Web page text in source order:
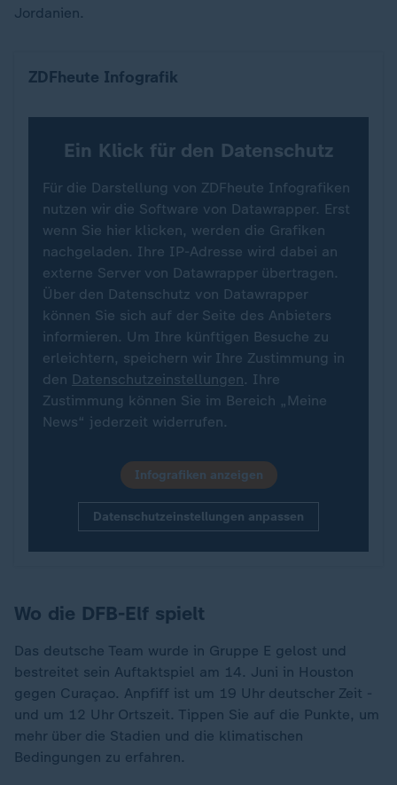
Jordanien.
ZDFheute Infografik
Ein Klick für den Datenschutz
Für die Darstellung von ZDFheute Infografiken
nutzen wir die Software von Datawrapper. Erst
wenn Sie hier klicken, werden die Grafiken
nachgeladen. Ihre IP-Adresse wird dabei an
externe Server von Datawrapper übertragen.
Über den Datenschutz von Datawrapper
können Sie sich auf der Seite des Anbieters
informieren. Um Ihre künftigen Besuche zu
erleichtern, speichern wir Ihre Zustimmung in
den Datenschutzeinstellungen. Ihre
Zustimmung können Sie im Bereich „Meine
News“ jederzeit widerrufen.
Infografiken anzeigen
Datenschutzeinstellungen anpassen
Wo die DFB-Elf spielt
Das deutsche Team wurde in Gruppe E gelost und
bestreitet sein Auftaktspiel am 14. Juni in Houston
gegen Curaçao. Anpfiff ist um 19 Uhr deutscher Zeit -
und um 12 Uhr Ortszeit. Tippen Sie auf die Punkte, um
mehr über die Stadien und die klimatischen
Bedingungen zu erfahren.